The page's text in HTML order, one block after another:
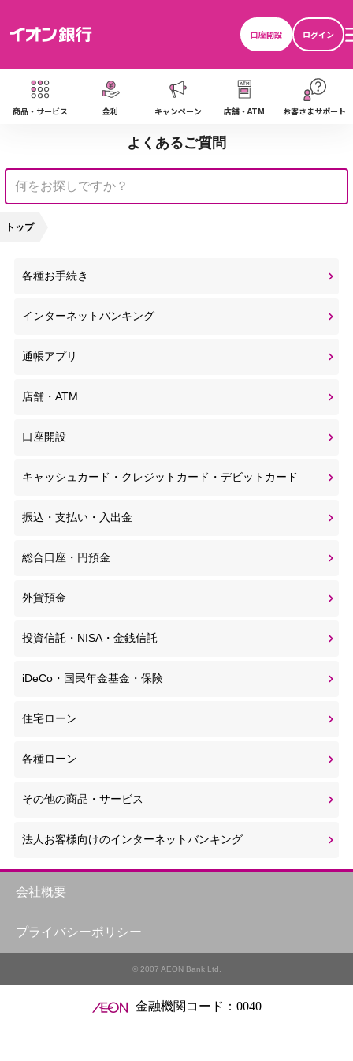
口座開設
ログイン
商品・サービス 金利 キャンペーン 店舗・ATM お客さまサポート
よくあるご質問
トップ
各種お手続き
インターネットバンキング
通帳アプリ
店舗・ATM
口座開設
キャッシュカード・クレジットカード・デビットカード
振込・支払い・入出金
総合口座・円預金
外貨預金
投資信託・NISA・金銭信託
iDeCo・国民年金基金・保険
住宅ローン
各種ローン
その他の商品・サービス
法人お客様向けのインターネットバンキング
会社概要
プライバシーポリシー
© 2007 AEON Bank,Ltd.
金融機関コード：0040